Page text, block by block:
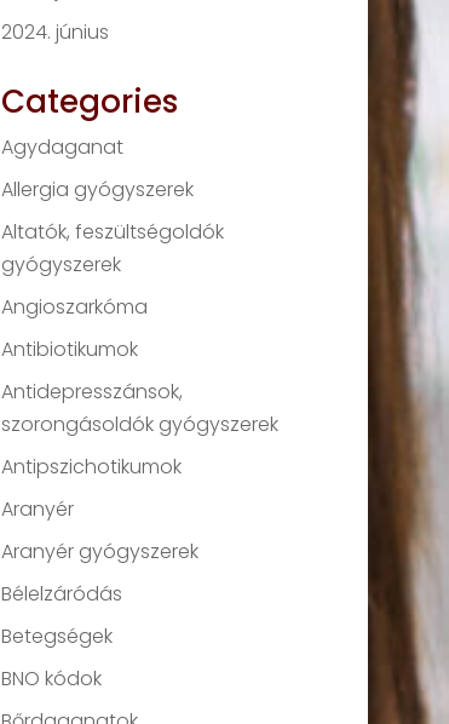
2024. június
Categories
Agydaganat
Allergia gyógyszerek
Altatók, feszültségoldók
gyógyszerek
Angioszarkóma
Antibiotikumok
Antidepresszánsok,
szorongásoldók gyógyszerek
Antipszichotikumok
Aranyér
Aranyér gyógyszerek
Bélelzáródás
Betegségek
BNO kódok